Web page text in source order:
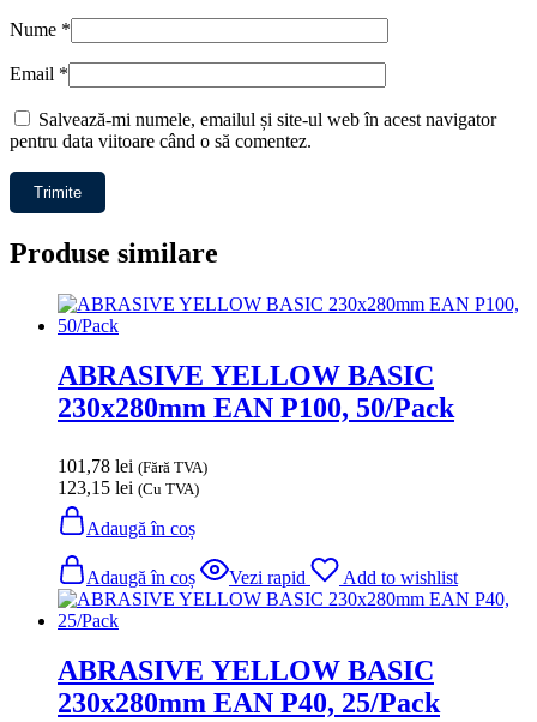
Nume *
Email *
Salvează-mi numele, emailul și site-ul web în acest navigator
pentru data viitoare când o să comentez.
Produse similare
ABRASIVE YELLOW BASIC
230x280mm EAN P100, 50/Pack
101,78 lei (Fără TVA)
123,15 lei (Cu TVA)
Adaugă în coș
Adaugă în coș Vezi rapid Add to wishlist
ABRASIVE YELLOW BASIC
230x280mm EAN P40, 25/Pack